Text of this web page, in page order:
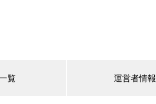
覧 運営者情報